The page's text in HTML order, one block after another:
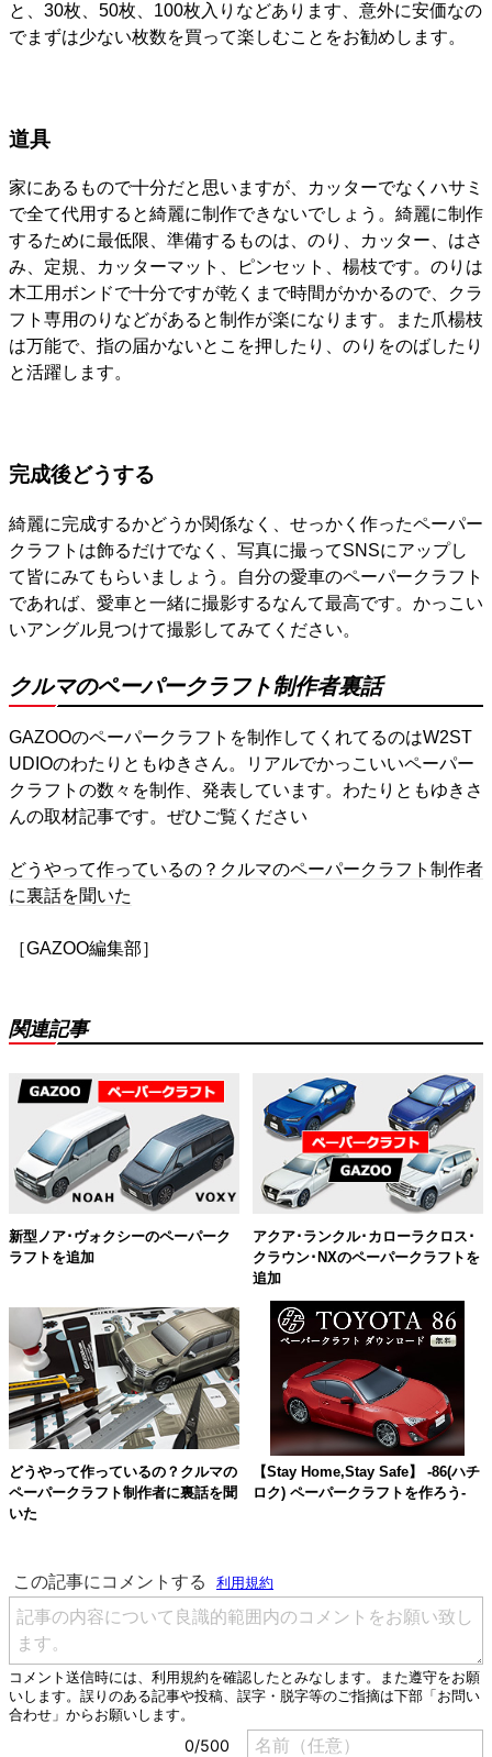
と、30枚、50枚、100枚入りなどあります、意外に安価なの
でまずは少ない枚数を買って楽しむことをお勧めします。
道具
家にあるもので十分だと思いますが、カッターでなくハサミ
で全て代用すると綺麗に制作できないでしょう。綺麗に制作
するために最低限、準備するものは、のり、カッター、はさ
み、定規、カッターマット、ピンセット、楊枝です。のりは
木工用ボンドで十分ですが乾くまで時間がかかるので、クラ
フト専用のりなどがあると制作が楽になります。また爪楊枝
は万能で、指の届かないとこを押したり、のりをのばしたり
と活躍します。
完成後どうする
綺麗に完成するかどうか関係なく、せっかく作ったペーパー
クラフトは飾るだけでなく、写真に撮ってSNSにアップし
て皆にみてもらいましょう。自分の愛車のペーパークラフト
であれば、愛車と一緒に撮影するなんて最高です。かっこい
いアングル見つけて撮影してみてください。
クルマのペーパークラフト制作者裏話
GAZOOのペーパークラフトを制作してくれてるのはW2ST
UDIOのわたりともゆきさん。リアルでかっこいいペーパー
クラフトの数々を制作、発表しています。わたりともゆきさ
んの取材記事です。ぜひご覧ください
どうやって作っているの？クルマのペーパークラフト制作者
に裏話を聞いた
［GAZOO編集部］
関連記事
新型ノア･ヴォクシーのペーパーク
ラフトを追加
アクア･ランクル･カローラクロス･
クラウン･NXのペーパークラフトを
追加
どうやって作っているの？クルマの
ペーパークラフト制作者に裏話を聞
いた
【Stay Home,Stay Safe】 -86(ハチ
ロク) ペーパークラフトを作ろう-